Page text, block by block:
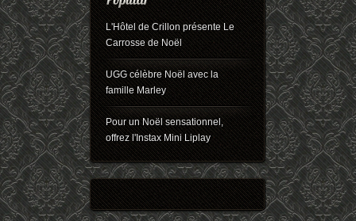
L'Hôtel de Crillon présente Le
Carrosse de Noël
UGG célèbre Noël avec la
famille Marley
Pour un Noël sensationnel,
offrez l'Instax Mini Liplay